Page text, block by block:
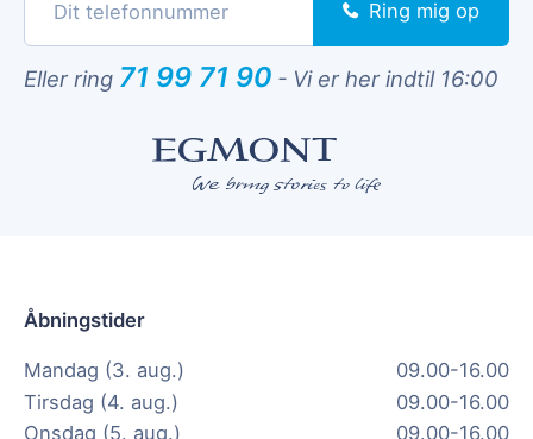
Ring mig op
Eller ring 71 99 71 90 - Vi er her indtil 16:00
Åbningstider
Mandag (3. aug.)
09.00-16.00
Tirsdag (4. aug.)
09.00-16.00
Onsdag (5. aug.)
09.00-16.00